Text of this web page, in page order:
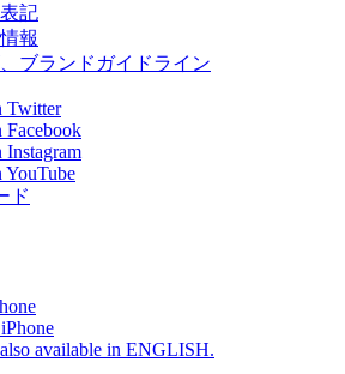
記
報
ブランドガイドライン
Twitter
ド
available in ENGLISH.